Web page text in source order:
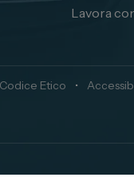
Lavora
Codice Etico •